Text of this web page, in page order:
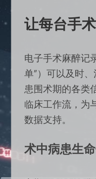
让每台手
电子手术麻醉记
单”）可以及时
患围术期的各类
临床工作流，为
数据支持。
术中病患生